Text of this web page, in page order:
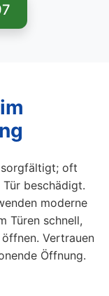
oft
beschädigt.
moderne
Türen schnell,
Vertrauen
Öffnung.